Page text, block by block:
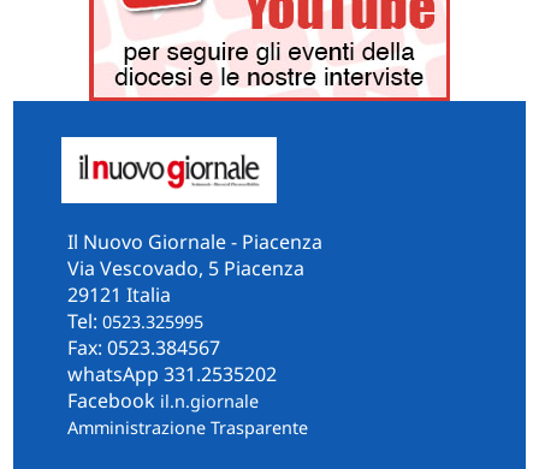
Il Nuovo Giornale - Piacenza
Via Vescovado, 5 Piacenza
29121 Italia
Tel: 0523.325995
Fax: 0523.384567
whatsApp 331.2535202
Facebook il.n.giornale
Amministrazione Trasparente